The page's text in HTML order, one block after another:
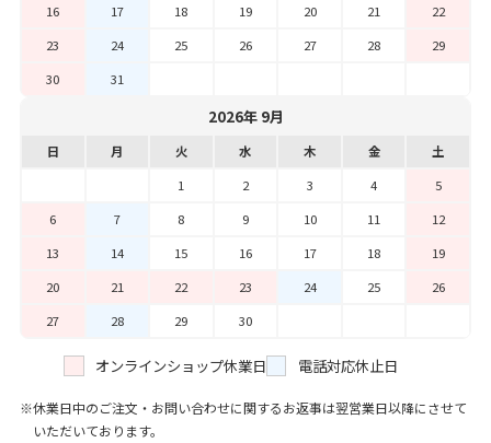
16
17 18 19 20 21
22
23
24 25 26 27 28
29
30
31
2026年 9月
日 月 火 水 木 金
土
1
2 3 4
5
6
7 8 9 10 11
12
13
14 15 16 17 18
19
20
21 22 23 24 25
26
27
28 29 30
オンラインショップ休業日 電話対応休止日
休業日中のご注文・お問い合わせに関するお返事は翌営業日以降にさせて
いただいております。